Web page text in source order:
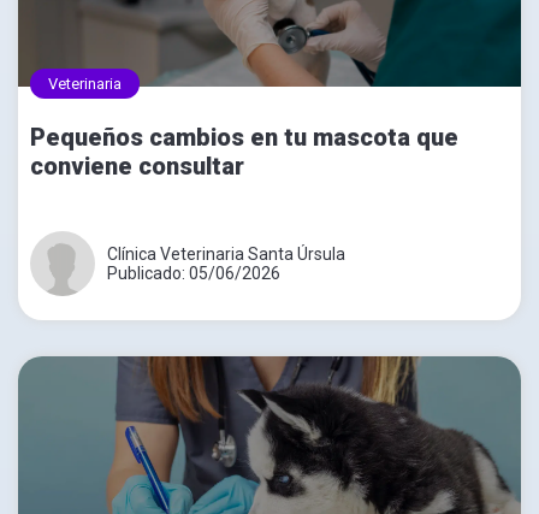
Veterinaria
Pequeños cambios en tu mascota que
conviene consultar
Clínica Veterinaria Santa Úrsula
Publicado: 05/06/2026